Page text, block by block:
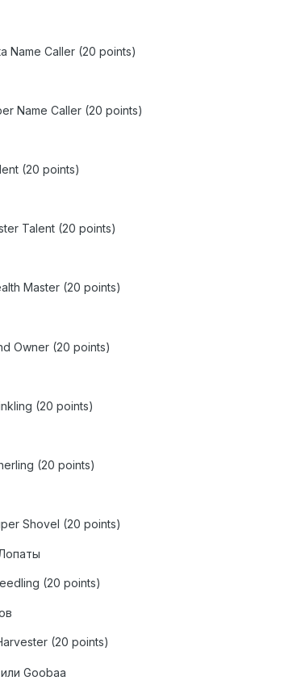
Name Caller (20 points)
Name Caller (20 points)
(20 points)
Talent (20 points)
Master (20 points)
Owner (20 points)
(20 points)
(20 points)
Shovel (20 points)
(20 points)
(20 points)
Goobaa